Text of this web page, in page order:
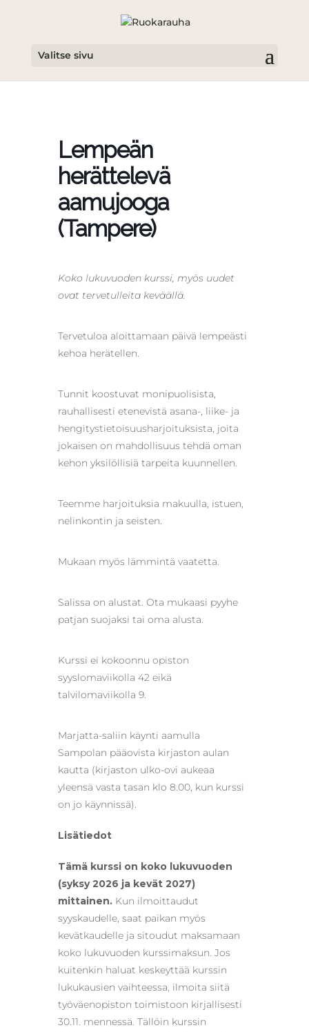
Valitse sivu
Lempeän
herättelevä
aamujooga
(Tampere)
Koko lukuvuoden kurssi, myös uudet
ovat tervetulleita keväällä.
Tervetuloa aloittamaan päivä lempeästi
kehoa herätellen.
Tunnit koostuvat monipuolisista,
rauhallisesti etenevistä asana-, liike- ja
hengitystietoisuusharjoituksista, joita
jokaisen on mahdollisuus tehdä oman
kehon yksilöllisiä tarpeita kuunnellen.
Teemme harjoituksia makuulla, istuen,
nelinkontin ja seisten.
Mukaan myös lämmintä vaatetta.
Salissa on alustat. Ota mukaasi pyyhe
patjan suojaksi tai oma alusta.
Kurssi ei kokoonnu opiston
syyslomaviikolla 42 eikä
talvilomaviikolla 9.
Marjatta-saliin käynti aamulla
Sampolan pääovista kirjaston aulan
kautta (kirjaston ulko-ovi aukeaa
yleensä vasta tasan klo 8.00, kun kurssi
on jo käynnissä).
Lisätiedot
Tämä kurssi on koko lukuvuoden
(syksy 2026 ja kevät 2027)
mittainen. Kun ilmoittaudut
syyskaudelle, saat paikan myös
kevätkaudelle ja sitoudut maksamaan
koko lukuvuoden kurssimaksun. Jos
kuitenkin haluat keskeyttää kurssin
lukukausien vaihteessa, ilmoita siitä
työväenopiston toimistoon kirjallisesti
30.11. mennessä. Tällöin kurssin